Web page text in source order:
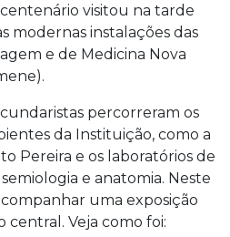
visitou na tarde
modernas instalações das
e de Medicina Nova
percorreram os
da Instituição, como a
Pereira e os laboratórios de
e anatomia. Neste
uma exposição
central. Veja como foi: